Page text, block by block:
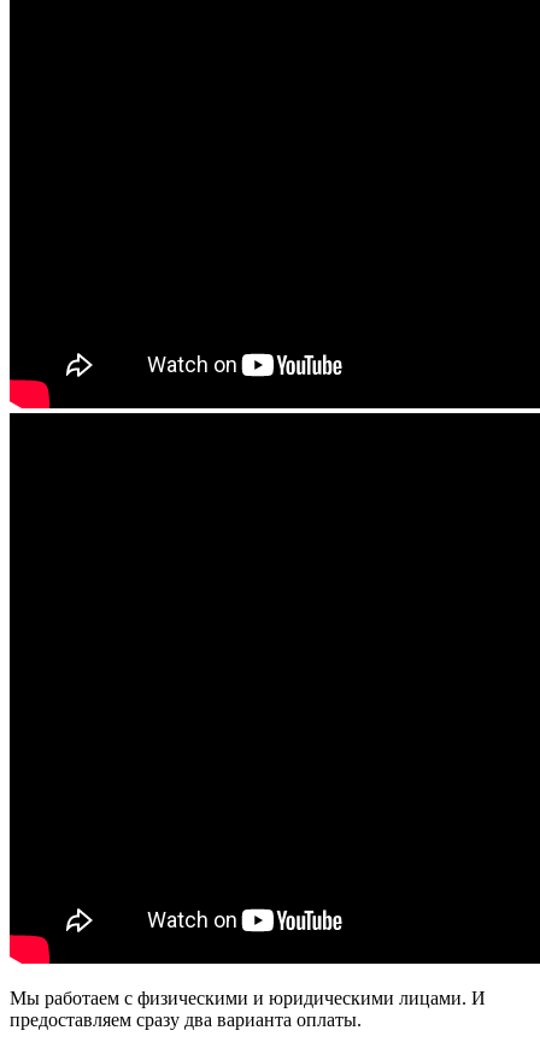
Мы работаем с физическими и юридическими лицами. И
предоставляем сразу два варианта оплаты.